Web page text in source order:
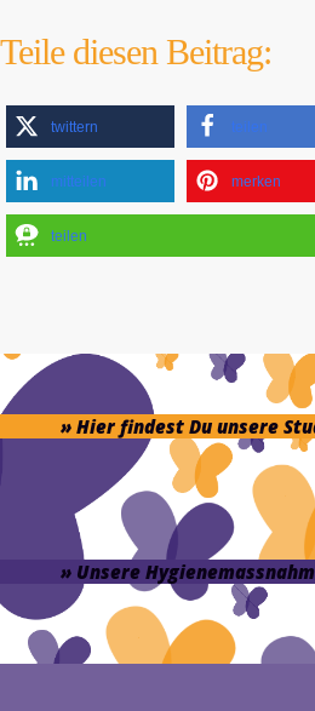
Teile diesen Beitrag:
twittern teilen
mitteilen merken
teilen
» Hier findest Du unsere
» Unsere